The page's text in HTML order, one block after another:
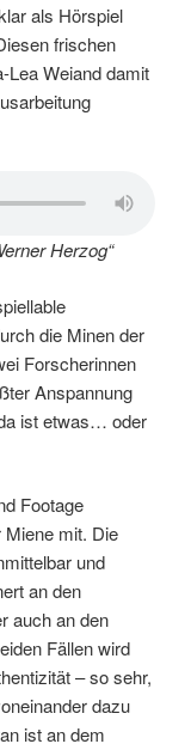
als Hörspiel
frischen
Lea Weiand damit
Herzog“
die Minen der
Forscherinnen
Anspannung
ist etwas… oder
Footage
mit. Die
und
an den
auch an den
Fällen wird
– so sehr,
dazu
ist an dem